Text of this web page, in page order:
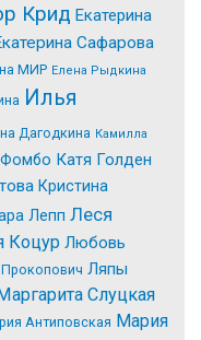
Крид Екатерина
Сафарова
МИР Елена Рыдкина
Илья
Дагодкина Камилла
Фомбо Катя Голден
Кристина
Лепп Леся
Коцур Любовь
Ляпы
Слуцкая
Антиповская Мария